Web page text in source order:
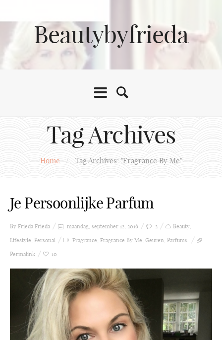
Beautybyfrieda
Tag Archives
Home / Tag Archives: "Fragrance By Me"
Je Persoonlijke Parfum
By Frieda Frieda maandag, september 12, 2016 2 Beauty,
Lifestyle, Personal Fragrance, Fragrance By Me, Geuren, Parfums
Permalink
10